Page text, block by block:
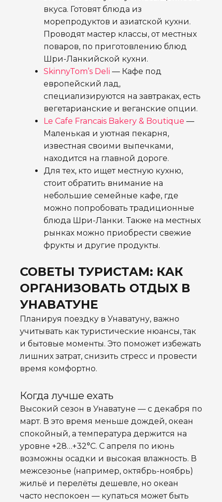
вкуса. Готовят блюда из
морепродуктов и азиатской кухни.
Проводят мастер классы, от местных
поваров, по приготовлению блюд
Шри-Ланкийской кухни.
SkinnyTom’s Deli — Кафе под
европейский лад,
специализируются на завтраках, есть
вегетарианские и веганские опции.
Le Cafe Francais Bakery & Boutique —
Маленькая и уютная пекарня,
известная своими выпечками,
находится на главной дороге.
Для тех, кто ищет местную кухню,
стоит обратить внимание на
небольшие семейные кафе, где
можно попробовать традиционные
блюда Шри-Ланки. Также на местных
рынках можно приобрести свежие
фрукты и другие продукты.
СОВЕТЫ ТУРИСТАМ: КАК
ОРГАНИЗОВАТЬ ОТДЫХ В
УНАВАТУНЕ
Планируя поездку в Унаватуну, важно
учитывать как туристические нюансы, так
и бытовые моменты. Это поможет избежать
лишних затрат, снизить стресс и провести
время комфортно.
Когда лучше ехать
Высокий сезон в Унаватуне — с декабря по
март. В это время меньше дождей, океан
спокойный, а температура держится на
уровне +28…+32°C. С апреля по июнь
возможны осадки и высокая влажность. В
межсезонье (например, октябрь-ноябрь)
жильё и перелёты дешевле, но океан
часто неспокоен — купаться может быть